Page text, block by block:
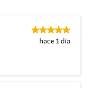
hace 1 día